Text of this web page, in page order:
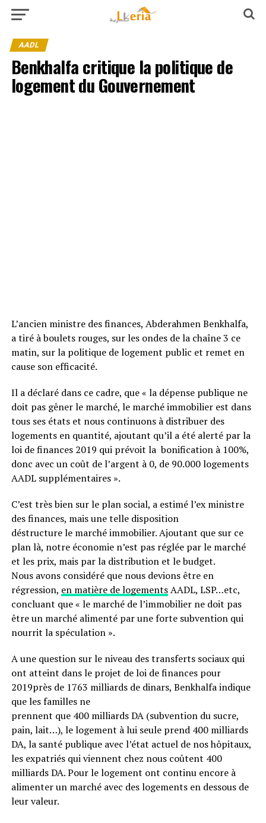
AADL
Benkhalfa critique la politique de
logement du Gouvernement
L’ancien ministre des finances, Abderahmen Benkhalfa,
a tiré à boulets rouges, sur les ondes de la chaîne 3 ce
matin, sur la politique de logement public et remet en
cause son efficacité.
Il a déclaré dans ce cadre, que « la dépense publique ne
doit pas gêner le marché, le marché immobilier est dans
tous ses états et nous continuons à distribuer des
logements en quantité, ajoutant qu’il a été alerté par la
loi de finances 2019 qui prévoit la bonification à 100%,
donc avec un coût de l’argent à 0, de 90.000 logements
AADL supplémentaires ».
C’est très bien sur le plan social, a estimé l’ex ministre
des finances, mais une telle disposition
déstructure le marché immobilier. Ajoutant que sur ce
plan là, notre économie n’est pas réglée par le marché
et les prix, mais par la distribution et le budget.
Nous avons considéré que nous devions être en
régression, en matière de logementsAADL, LSP…etc,
concluant que « le marché de l’immobilier ne doit pas
être un marché alimenté par une forte subvention qui
nourrit la spéculation ».
A une question sur le niveau des transferts sociaux qui
ont atteint dans le projet de loi de finances pour
2019près de 1763 milliards de dinars, Benkhalfa indique
que les familles ne
prennent que 400 milliards DA (subvention du sucre,
pain, lait…), le logement à lui seule prend 400 milliards
DA, la santé publique avec l’état actuel de nos hôpitaux,
les expatriés qui viennent chez nous coûtent 400
milliards DA. Pour le logement ont continu encore à
alimenter un marché avec des logements en dessous de
leur valeur.